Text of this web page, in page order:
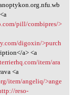
pill/combipres/>
digoxin/>purch
a> <a
item/ara
<a
item/angeliq/>ange
reso-